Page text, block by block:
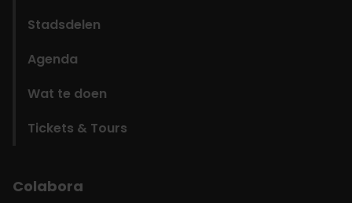
Stadsdelen
Agenda
Wat te doen
Tickets & Tours
Colabora